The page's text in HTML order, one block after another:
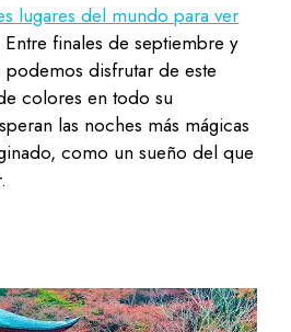
lugares del mundo para ver
Entre finales de septiembre y
disfrutar de este
colores en todo su
las noches más mágicas
como un sueño del que